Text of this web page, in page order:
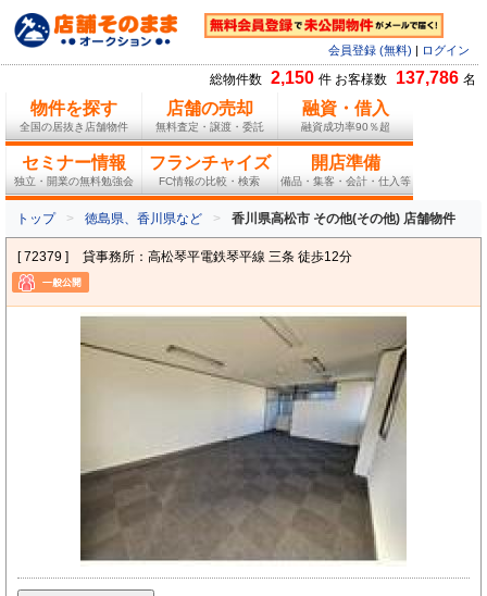
会員登録 (無料) ログイン
総物件数 2,150 件 お客様数 137,786 名
物件を探す
全国の居抜き店舗物件
店舗の売却
無料査定・譲渡・委託
融資・借入
融資成功率90％超
セミナー情報
独立・開業の無料勉強会
フランチャイズ
FC情報の比較・検索
開店準備
備品・集客・会計・仕入等
トップ 徳島県、香川県など 香川県高松市 その他(その他) 店舗物件
[ 72379 ] 貸事務所：高松琴平電鉄琴平線 三条 徒歩12分